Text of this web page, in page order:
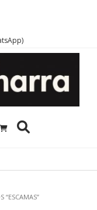
“ESCAMAS”